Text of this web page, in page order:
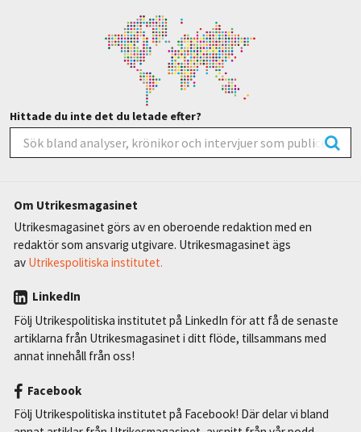
Hittade du inte det du letade efter?
Om Utrikesmagasinet
Utrikesmagasinet görs av en oberoende redaktion med en
redaktör som ansvarig utgivare. Utrikesmagasinet ägs
av Utrikespolitiska institutet.
LinkedIn
Följ Utrikespolitiska institutet på LinkedIn för att få de senaste
artiklarna från Utrikesmagasinet i ditt flöde, tillsammans med
annat innehåll från oss!
Facebook
Följ Utrikespolitiska institutet på Facebook! Där delar vi bland